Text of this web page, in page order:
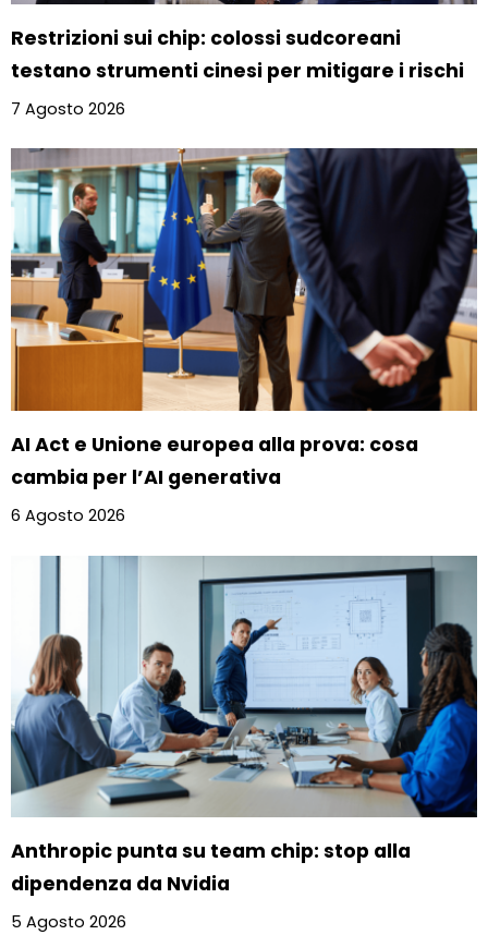
Restrizioni sui chip: colossi sudcoreani
testano strumenti cinesi per mitigare i rischi
7 Agosto 2026
AI Act e Unione europea alla prova: cosa
cambia per l’AI generativa
6 Agosto 2026
Anthropic punta su team chip: stop alla
dipendenza da Nvidia
5 Agosto 2026